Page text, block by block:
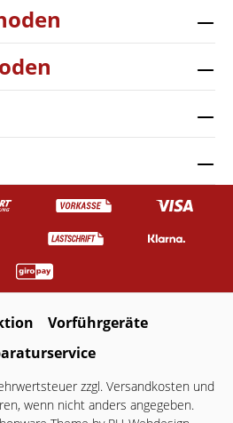
Vorführgeräte
zzgl. Versandkostenund
wenn nicht anders angegeben.